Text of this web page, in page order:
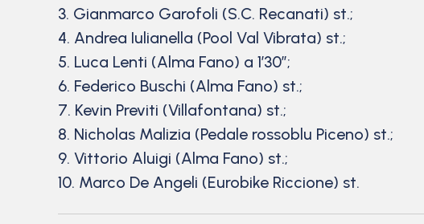
3. Gianmarco Garofoli (S.C. Recanati) st.;
4. Andrea Iulianella (Pool Val Vibrata) st.;
5. Luca Lenti (Alma Fano) a 1’30”;
6. Federico Buschi (Alma Fano) st.;
7. Kevin Previti (Villafontana) st.;
8. Nicholas Malizia (Pedale rossoblu Piceno) st.;
9. Vittorio Aluigi (Alma Fano) st.;
10. Marco De Angeli (Eurobike Riccione) st.